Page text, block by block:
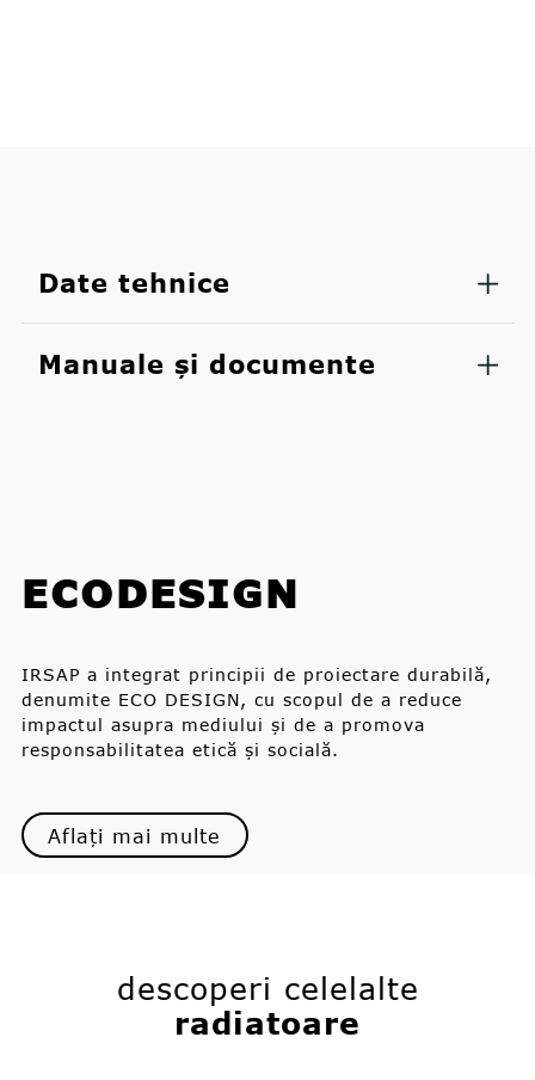
Date tehnice
Manuale și documente
ECODESIGN
IRSAP a integrat principii de proiectare durabilă,
denumite ECO DESIGN, cu scopul de a reduce
impactul asupra mediului și de a promova
responsabilitatea etică și socială.
Aflați mai multe
descoperi celelalte
radiatoare